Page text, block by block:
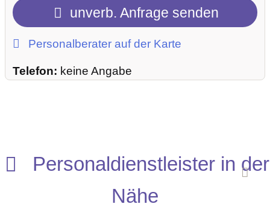
unverb. Anfrage senden
Personalberater auf der Karte
Telefon: keine Angabe
Personaldienstleister in der
Nähe